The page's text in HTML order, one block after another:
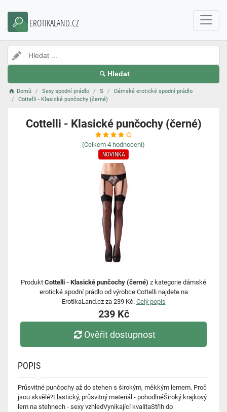
EROTIKALAND.CZ
Hledat
Domů Sexy spodní prádlo S
Dámské erotické spodní prádlo
Cottelli - Klasické punčochy (černé)
Cottelli - Klasické punčochy (černé)
(Celkem 4 hodnocení)
NOVINKA
Produkt Cottelli - Klasické punčochy (černé) z kategorie dámské
erotické spodní prádlo od výrobce Cottelli najdete na
ErotikaLand.cz za 239 Kč. Celý popis
239 Kč
Ověřit dostupnost
POPIS
Průsvitné punčochy až do stehen s širokým, měkkým lemem. Proč
jsou skvělé?Elastický, průsvitný materiál - pohodlnéŠiroký krajkový
lem na stehnech - sexy vzhledVynikající kvalitaStřih do